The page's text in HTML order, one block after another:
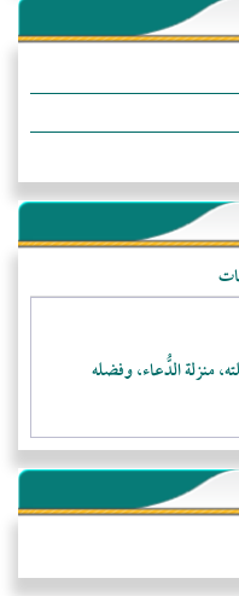
منزلة الدُّعاء، وفضله
عنهم